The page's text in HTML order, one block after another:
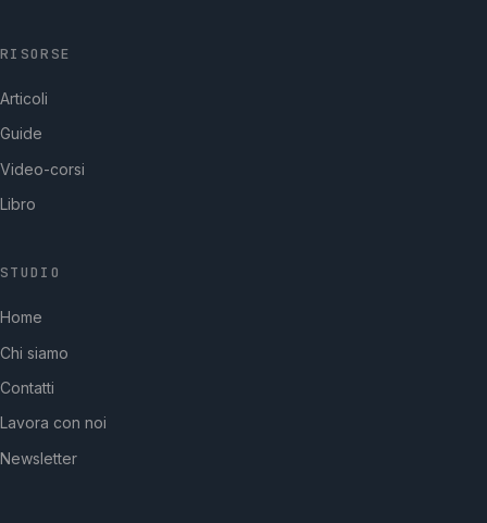
RISORSE
Articoli
Guide
Video-corsi
Libro
STUDIO
Home
Chi siamo
Contatti
Lavora con noi
Newsletter